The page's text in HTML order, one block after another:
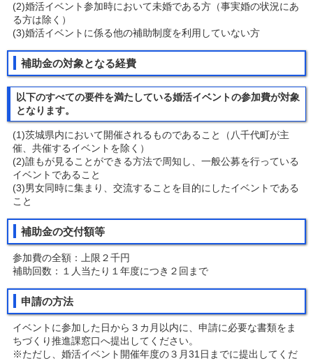
(2)婚活イベント参加時において未婚である方（事実婚の状況にあ
る方は除く）
(3)婚活イベントに係る他の補助制度を利用していない方
補助金の対象となる経費
以下のすべての要件を満たしている婚活イベントの参加費が対象
となります。
(1)茨城県内において開催されるものであること（八千代町が主
催、共催するイベントを除く）
(2)誰もが見ることができる方法で周知し、一般公募を行っている
イベントであること
(3)男女同時に集まり、交流することを目的にしたイベントである
こと
補助金の交付額等
参加費の全額：上限２千円
補助回数：１人当たり１年度につき２回まで
申請の方法
イベントに参加した日から３カ月以内に、申請に必要な書類をま
ちづくり推進課窓口へ提出してください。
※ただし、婚活イベント開催年度の３月31日までに提出してくだ